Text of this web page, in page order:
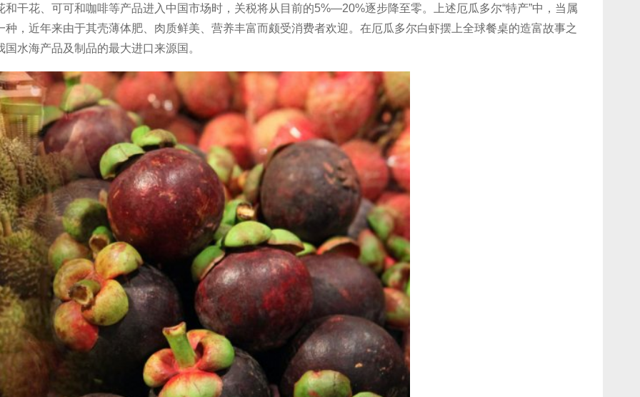
干花、可可和咖啡等产品进入中国市场时，关税将从目前的5%—20%逐步降至零。上述厄瓜多尔“特产”中，当属
，近年来由于其壳薄体肥、肉质鲜美、营养丰富而颇受消费者欢迎。在厄瓜多尔白虾摆上全球餐桌的造富故事之
水海产品及制品的最大进口来源国。